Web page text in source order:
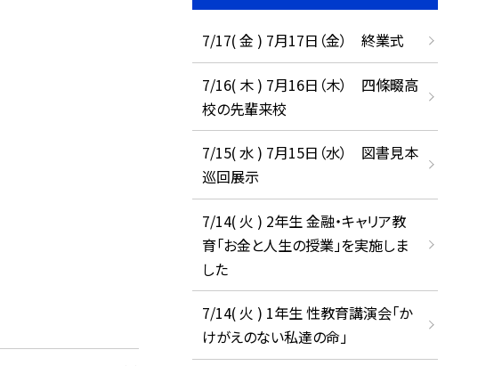
7/17( 金 ) 7月17日（金） 終業式
7/16( 木 ) 7月16日（木） 四條畷高
校の先輩来校
7/15( 水 ) 7月15日（水） 図書見本
巡回展示
7/14( 火 ) 2年生 金融・キャリア教
育「お金と人生の授業」を実施しま
した
7/14( 火 ) 1年生 性教育講演会「か
けがえのない私達の命」